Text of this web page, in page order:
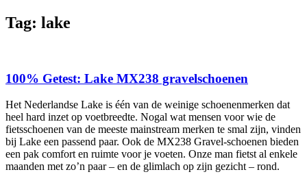
Tag: lake
100% Getest: Lake MX238 gravelschoenen
Het Nederlandse Lake is één van de weinige schoenenmerken dat
heel hard inzet op voetbreedte. Nogal wat mensen voor wie de
fietsschoenen van de meeste mainstream merken te smal zijn, vinden
bij Lake een passend paar. Ook de MX238 Gravel-schoenen bieden
een pak comfort en ruimte voor je voeten. Onze man fietst al enkele
maanden met zo’n paar – en de glimlach op zijn gezicht – rond.